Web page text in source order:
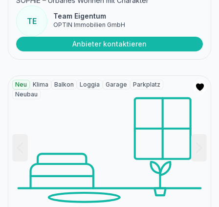
TE
Team Eigentum
OPTIN Immobilien GmbH
Anbieter kontaktieren
Neu Klima Balkon Loggia Garage
Parkplatz
Neubau